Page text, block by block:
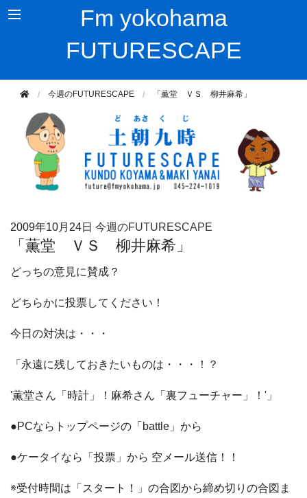
Fm yokohama
FUTURESCAPE
今週のFUTURESCAPE 「薫堂 ＶＳ 柳井麻希」
2009年10月24日 今週のFUTURESCAPE
「薫堂 ＶＳ 柳井麻希」
どっちの意見に賛成？
どちらかに投票してください！
今日の対決は・・・
「永遠に残しておきたいものは・・・！？
'薫堂さん「時計」！麻希さん「裏フューチャー」！'」
●PCならトップページの「battle」から
●ケータイなら「投票」から 空メール送信！！
※受付時間は「スタート！」の合図から締め切りの合図ま